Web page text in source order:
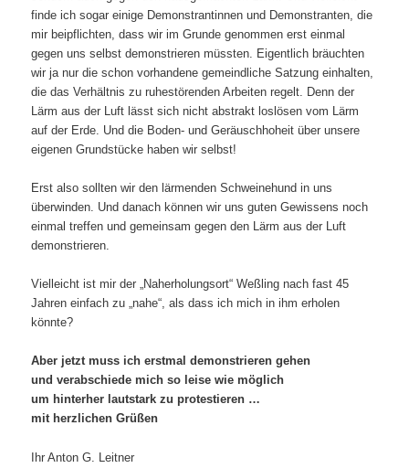
finde ich sogar einige Demonstrantinnen und Demonstranten, die
mir beipflichten, dass wir im Grunde genommen erst einmal
gegen uns selbst demonstrieren müssten. Eigentlich bräuchten
wir ja nur die schon vorhandene gemeindliche Satzung einhalten,
die das Verhältnis zu ruhestörenden Arbeiten regelt. Denn der
Lärm aus der Luft lässt sich nicht abstrakt loslösen vom Lärm
auf der Erde. Und die Boden- und Geräuschhoheit über unsere
eigenen Grundstücke haben wir selbst!
Erst also sollten wir den lärmenden Schweinehund in uns
überwinden. Und danach können wir uns guten Gewissens noch
einmal treffen und gemeinsam gegen den Lärm aus der Luft
demonstrieren.
Vielleicht ist mir der „Naherholungsort“ Weßling nach fast 45
Jahren einfach zu „nahe“, als dass ich mich in ihm erholen
könnte?
Aber jetzt muss ich erstmal demonstrieren gehen
und verabschiede mich so leise wie möglich
um hinterher lautstark zu protestieren …
mit herzlichen Grüßen
Ihr Anton G. Leitner